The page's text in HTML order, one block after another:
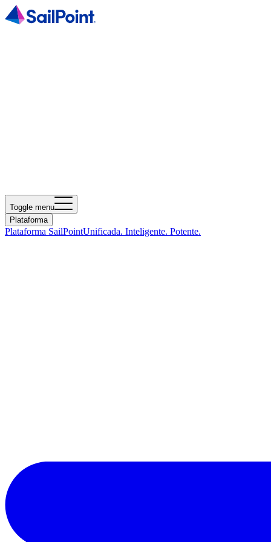
Toggle menu
Plataforma
Plataforma SailPointUnificada. Inteligente. Potente.